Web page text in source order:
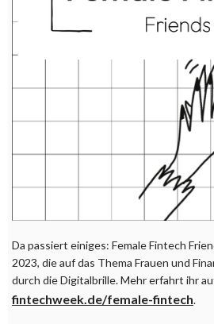
Da passiert einiges: Female Fintech
2023, die auf das Thema Frauen und
durch die Digitalbrille. Mehr erfahrt ihr
fintechweek.de/female-fintech.